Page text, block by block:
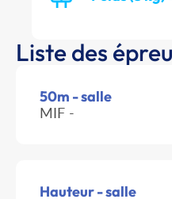
Liste des
50m - salle
MIF -
Hauteur - salle